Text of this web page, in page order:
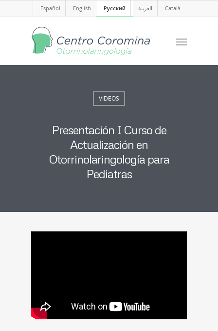
Español English Русский العربية Català
VIDEOS
Presentación I Curso de
Actualización en
Otorrinolaringología para
Pediatras